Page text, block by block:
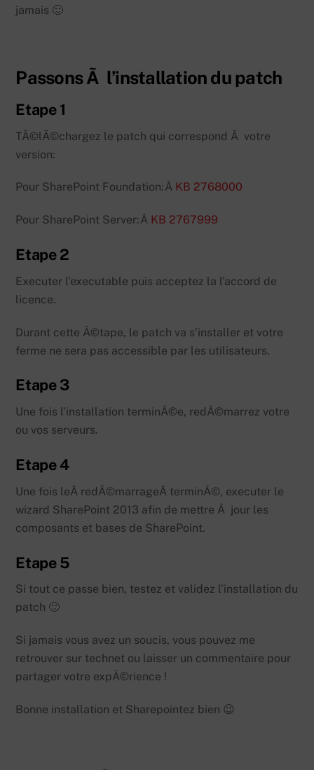
jamais 🙂
Passons Ã l’installation du patch
Etape 1
TÃ©lÃ©chargez le patch qui correspond Ã votre
version:
Pour SharePoint Foundation:Â KB 2768000
Pour SharePoint Server:Â KB 2767999
Etape 2
Executer l’executable puis acceptez la l’accord de
licence.
Durant cette Ã©tape, le patch va s’installer et votre
ferme ne sera pas accessible par les utilisateurs.
Etape 3
Une fois l’installation terminÃ©e, redÃ©marrez votre
ou vos serveurs.
Etape 4
Une fois leÂ redÃ©marrageÂ terminÃ©, executer le
wizard SharePoint 2013 afin de mettre Ã jour les
composants et bases de SharePoint.
Etape 5
Si tout ce passe bien, testez et validez l’installation du
patch 🙂
Si jamais vous avez un soucis, vous pouvez me
retrouver sur technet ou laisser un commentaire pour
partager votre expÃ©rience !
Bonne installation et Sharepointez bien 😉